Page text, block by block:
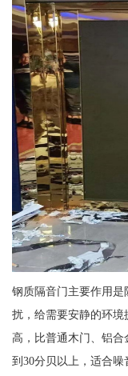
钢质隔音门主要作用
扰，给需要安静的环
高，比普通木门、铝
到30分贝以上，适合噪